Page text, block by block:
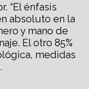
“El énfasis
absoluto en la
y mano de
El otro 85%
medidas